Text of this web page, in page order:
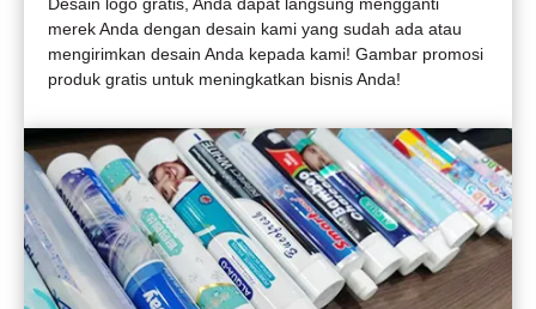
merek Anda dengan desain kami yang sudah ada atau
mengirimkan desain Anda kepada kami! Gambar promosi
produk gratis untuk meningkatkan bisnis Anda!